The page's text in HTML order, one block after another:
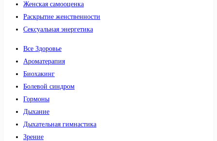
Женская самооценка
Раскрытие женственности
Сексуальная энергетика
Все Здоровье
Ароматерапия
Биохакинг
Болевой синдром
Гормоны
Дыхание
Дыхательная гимнастика
Зрение